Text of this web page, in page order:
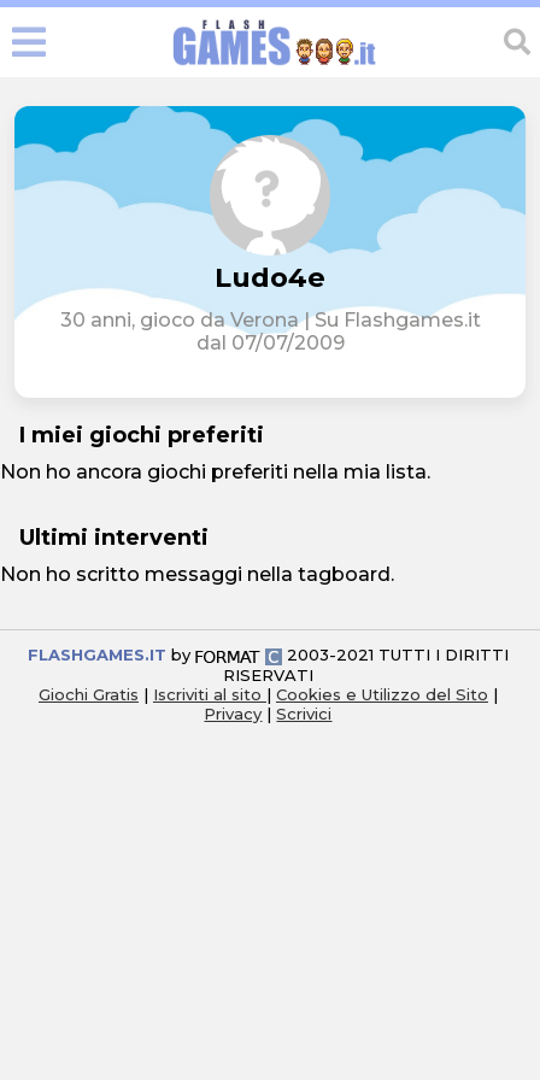
Ludo4e
30 anni, gioco da Verona | Su Flashgames.it
dal 07/07/2009
I miei giochi preferiti
Non ho ancora giochi preferiti nella mia lista.
Ultimi interventi
Non ho scritto messaggi nella tagboard.
FLASHGAMES.IT by
2003-2021 TUTTI I DIRITTI
RISERVATI
Giochi Gratis | Iscriviti al sito | Cookies e Utilizzo del Sito |
Privacy |Scrivici